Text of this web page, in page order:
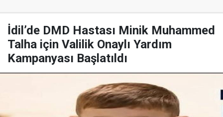
İdil’de DMD Hastası Minik Muhammed
Talha için Valilik Onaylı Yardım
Kampanyası Başlatıldı